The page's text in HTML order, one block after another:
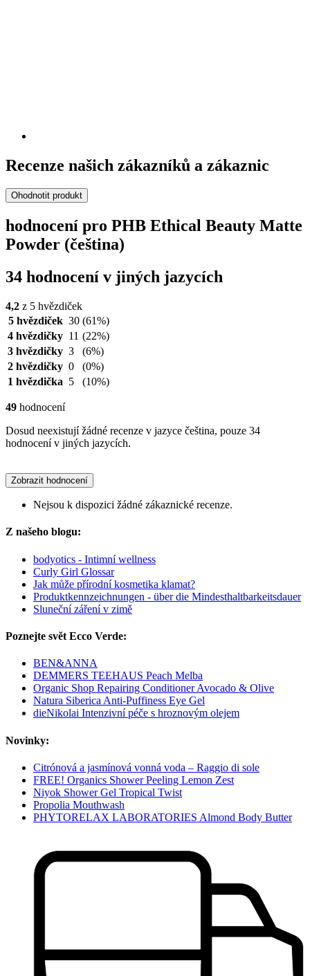
Recenze našich zákazníků a zákaznic
Ohodnotit produkt
hodnocení pro PHB Ethical Beauty Matte
Powder (čeština)
34 hodnocení v jiných jazycích
4,2 z 5 hvězdiček
5 hvězdiček 30 (61%)
4 hvězdičky 11 (22%)
3 hvězdičky 3
(6%)
2 hvězdičky 0
(0%)
1 hvězdička 5 (10%)
49 hodnocení
Dosud neexistují žádné recenze v jazyce čeština, pouze 34
hodnocení v jiných jazycích.
Zobrazit hodnocení
Nejsou k dispozici žádné zákaznické recenze.
Z našeho blogu:
bodyotics - Intimní wellness
Curly Girl Glossar
Jak může přírodní kosmetika klamat?
Produktkennzeichnungen - über die Mindesthaltbarkeitsdauer
Sluneční záření v zimě
Poznejte svět Ecco Verde:
BEN&ANNA
DEMMERS TEEHAUS Peach Melba
Organic Shop Repairing Conditioner Avocado & Olive
Natura Siberica Anti-Puffiness Eye Gel
dieNikolai Intenzivní péče s hroznovým olejem
Novinky:
Citrónová a jasmínová vonná voda – Raggio di sole
FREE! Organics Shower Peeling Lemon Zest
Niyok Shower Gel Tropical Twist
Propolia Mouthwash
PHYTORELAX LABORATORIES Almond Body Butter